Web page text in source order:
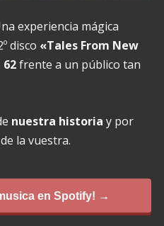
experiencia mágica
disco «Tales From New
frente a un público tan
nuestra historia y por
la vuestra.
en Spotify! →